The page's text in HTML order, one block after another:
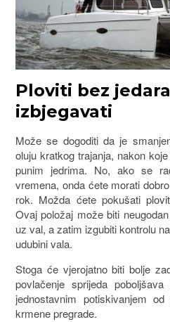
Ploviti bez
izbjegavati
Može se dogoditi da je
oluju kratkog trajanja, nakon
punim jedrima. No, ako se
vremena, onda ćete morati
rok. Možda ćete pokušati
Ovaj položaj može biti
uz val, a zatim izgubiti kontrolu
udubini vala.
Stoga će vjerojatno biti bolje
povlačenje sprijeda
jednostavnim potiskivanjem
krmene pregrade.